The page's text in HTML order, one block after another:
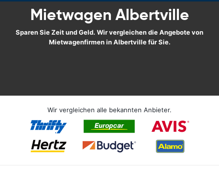
Mietwagen Albertville
Sparen Sie Zeit und Geld. Wir vergleichen die Angebote von
Mietwagenfirmen in Albertville für Sie.
Wir vergleichen alle bekannten Anbieter.